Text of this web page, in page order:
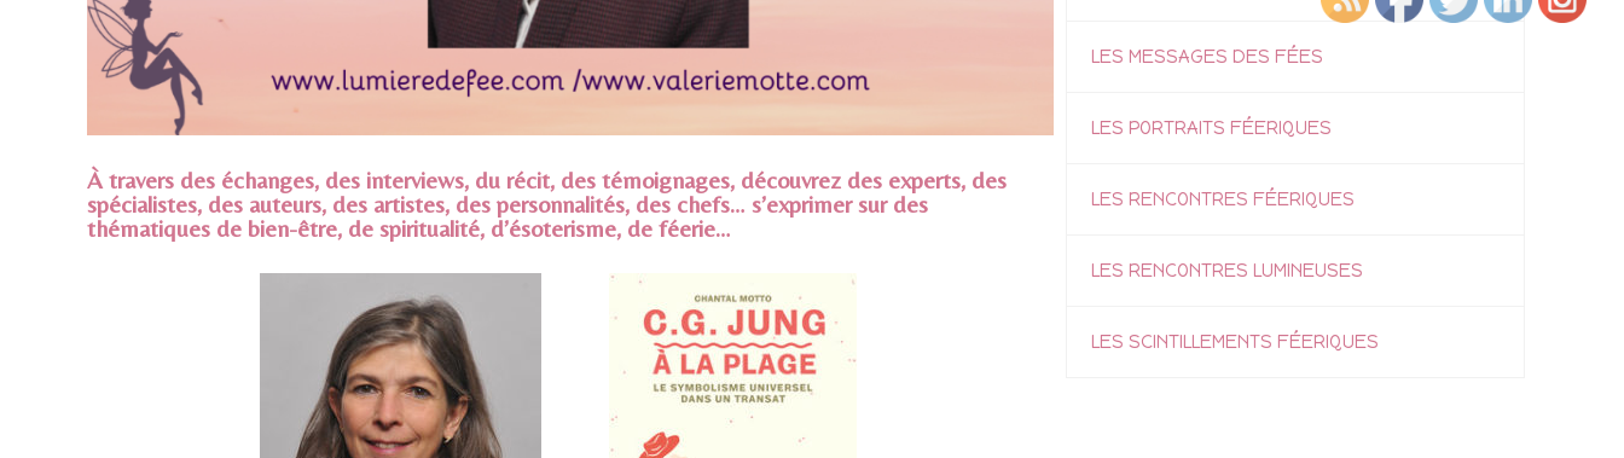
À travers des échanges, des interviews, du récit, des témoignages, découvrez des experts, des
spécialistes, des auteurs, des artistes, des personnalités, des chefs… s’exprimer sur des
thématiques de bien-être, de spiritualité, d’ésoterisme, de féerie…
LES MESSAGES DES FÉES
LES PORTRAITS FÉERIQUES
LES RENCONTRES FÉERIQUES
LES RENCONTRES LUMINEUSES
LES SCINTILLEMENTS FÉERIQUES